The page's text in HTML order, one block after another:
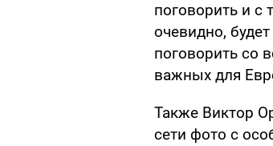
поговорить и с
очевидно,
поговорить со
важных для
Также Виктор
сети фото с